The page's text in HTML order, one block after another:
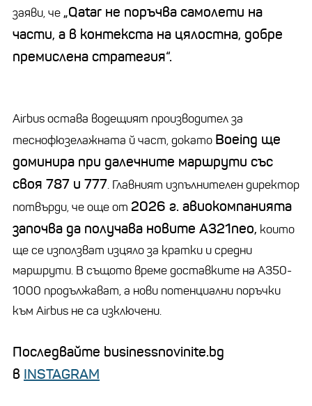
заяви, че„Qatar не поръчва самолети на
части, а в контекста на цялостна, добре
премислена стратегия“.
Airbus остава водещият производител за
теснофюзелажната й част, докато Boeing ще
доминира при далечните маршрути със
своя 787 и 777. Главният изпълнителен директор
потвърди, че още от 2026 г. авиокомпанията
започва да получава новите A321neo, които
ще се използват изцяло за кратки и средни
маршрути. В същото време доставките на A350-
1000 продължават, а нови потенциални поръчки
към Airbus не са изключени.
Последвайте businessnovinite.bg
в INSTAGRAM